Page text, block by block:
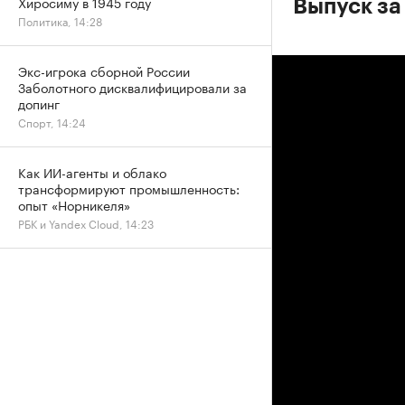
Выпуск
Политика, 14:28
Экс-игрока сборной России
Заболотного дисквалифицировали за
допинг
Спорт, 14:24
Как ИИ-агенты и облако
трансформируют промышленность:
опыт «Норникеля»
РБК и Yandex Cloud, 14:23